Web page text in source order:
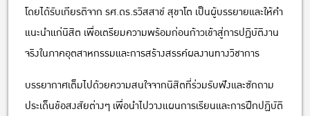
โดยได้รับเกียรติจาก รศ.ดร.รวิสสาข์ สุขาโต เป็นผู้บรรยายและให้คำ
แนะนำแก่นิสิต เพื่อเตรียมความพร้อมก่อนก้าวเข้าสู่การปฏิบัติงาน
จริงในภาคอุตสาหกรรมและการสร้างสรรค์ผลงานทางวิชาการ
บรรยากาศเต็มไปด้วยความสนใจจากนิสิตที่ร่วมรับฟังและซักถาม
ประเด็นข้อสงสัยต่างๆ เพื่อนำไปวางแผนการเรียนและการฝึกปฏิบัติ